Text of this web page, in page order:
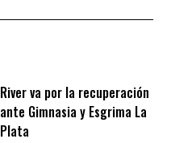
River va por la recuperación
ante Gimnasia y Esgrima La
Plata